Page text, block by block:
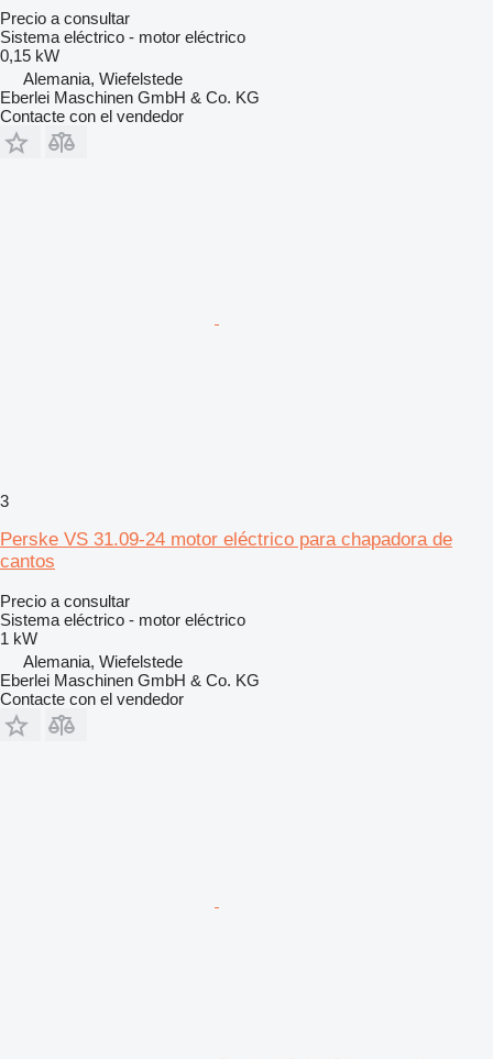
Precio a consultar
Sistema eléctrico - motor eléctrico
0,15 kW
Alemania, Wiefelstede
Eberlei Maschinen GmbH & Co. KG
Contacte con el vendedor
3
Perske VS 31.09-24 motor eléctrico para chapadora de
cantos
Precio a consultar
Sistema eléctrico - motor eléctrico
1 kW
Alemania, Wiefelstede
Eberlei Maschinen GmbH & Co. KG
Contacte con el vendedor